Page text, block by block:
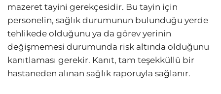
mazeret tayini gerekçesidir. Bu tayin için
personelin, sağlık durumunun bulunduğu yerde
tehlikede olduğunu ya da görev yerinin
değişmemesi durumunda risk altında olduğunu
kanıtlaması gerekir. Kanıt, tam teşekküllü bir
hastaneden alınan sağlık raporuyla sağlanır.